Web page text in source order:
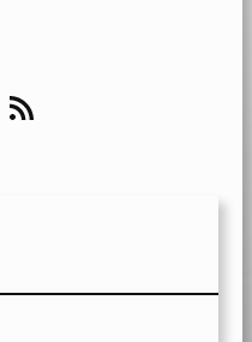
RSS-Feed